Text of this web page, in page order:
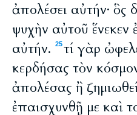
ἀπολέσει αὐτήν· ὃς
ψυχὴν αὐτοῦ ἕνεκεν
αὐτήν.
25τί γὰρ
κερδήσας τὸν
ἀπολέσας ἢ
ἐπαισχυνθῇ με καὶ